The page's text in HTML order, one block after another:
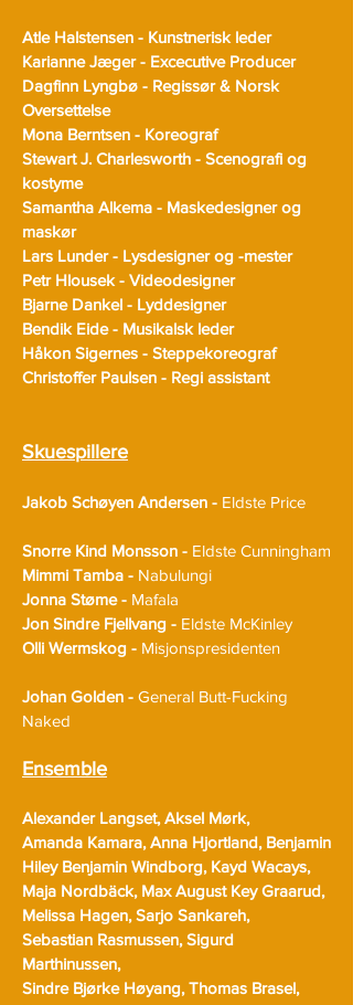
Atle Halstensen - Kunstnerisk leder
Karianne Jæger - Excecutive Producer
Dagfinn Lyngbø - Regissør & Norsk
Oversettelse
Mona Berntsen - Koreograf
Stewart J. Charlesworth - Scenografi og
kostyme
Samantha Alkema - Maskedesigner og
maskør
Lars Lunder - Lysdesigner og -mester
Petr Hlousek - Videodesigner
Bjarne Dankel - Lyddesigner
Bendik Eide - Musikalsk leder
Håkon Sigernes - Steppekoreograf
Christoffer Paulsen - Regi assistant
Skuespillere
Jakob Schøyen Andersen - Eldste Price
Snorre Kind Monsson - Eldste Cunningham
Mimmi Tamba - Nabulungi
Jonna Støme - Mafala
Jon Sindre Fjellvang - Eldste McKinley
Olli Wermskog - Misjonspresidenten
Johan Golden - General Butt-Fucking
Naked
Ensemble
Alexander Langset, Aksel Mørk,
Amanda Kamara, Anna Hjortland, Benjamin
Hiley Benjamin Windborg, Kayd Wacays,
Maja Nordbäck, Max August Key Graarud,
Melissa Hagen, Sarjo Sankareh,
Sebastian Rasmussen, Sigurd
Marthinussen,
Sindre Bjørke Høyang, Thomas Brasel,